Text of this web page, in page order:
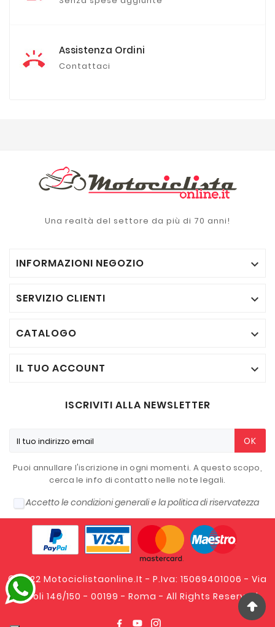
Assistenza Ordini
Contattaci
Una realtà del settore da più di 70 anni!
INFORMAZIONI NEGOZIO 
SERVIZIO CLIENTI 
CATALOGO 
IL TUO ACCOUNT 
ISCRIVITI ALLA NEWSLETTER
OK
Puoi annullare l'iscrizione in ogni momenti. A questo scopo,
cerca le info di contatto nelle note legali.
Accetto le condizioni generali e la politica di riservatezza
© 2022 Motociclistaonline.it - P.Iva: 15069401006 - Via
Tripoli 146/150 - 00199 - Roma - All Rights Reserved.